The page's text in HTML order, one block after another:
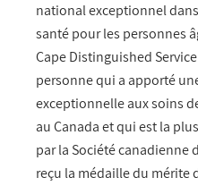
national exceptionnel
santé pour les personnes
Cape Distinguished
personne qui a apporté
exceptionnelle aux soins
au Canada et qui est la
par la Société canadienne
reçu la médaille du mérite